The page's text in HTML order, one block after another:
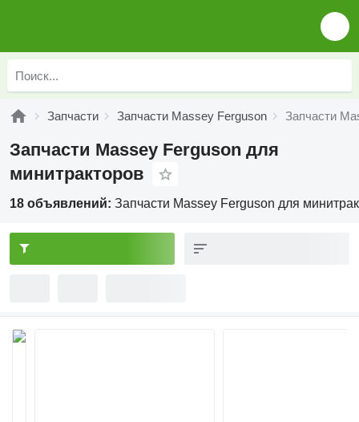
Запчасти Запчасти Massey Ferguson Запчасти
Запчасти Massey Ferguson для
минитракторов
18 объявлений: Запчасти Massey Ferguson для